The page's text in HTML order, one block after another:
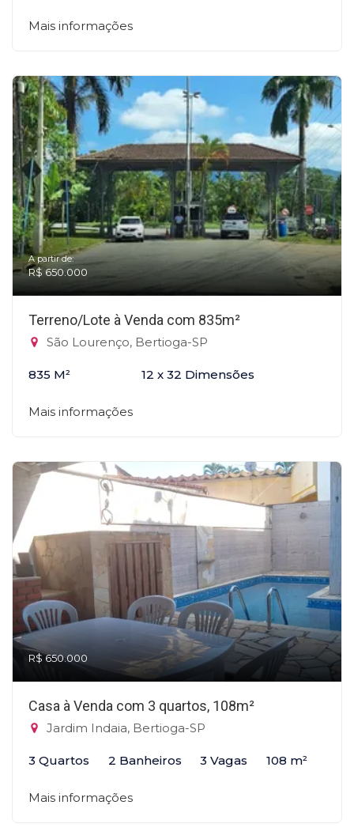
Mais informações
A partir de:
R$ 650.000
Terreno/Lote à Venda com 835m²
São Lourenço, Bertioga-SP
835 M² 12 x 32 Dimensões
Mais informações
R$ 650.000
Casa à Venda com 3 quartos, 108m²
Jardim Indaia, Bertioga-SP
3 Quartos 2 Banheiros 3 Vagas 108 m²
Mais informações